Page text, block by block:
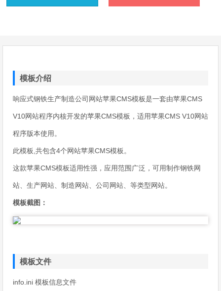
模板介绍
响应式钢铁生产制造公司网站苹果CMS模板是一套由苹果CMS
V10网站程序内核开发的苹果CMS模板，适用苹果CMS V10网站
程序版本使用。
此模板,共包含4个网站苹果CMS模板。
这款苹果CMS模板适用性强，应用范围广泛，可用制作钢铁网
站、生产网站、制造网站、公司网站、等类型网站。
模板截图：
模板文件
info.ini 模板信息文件